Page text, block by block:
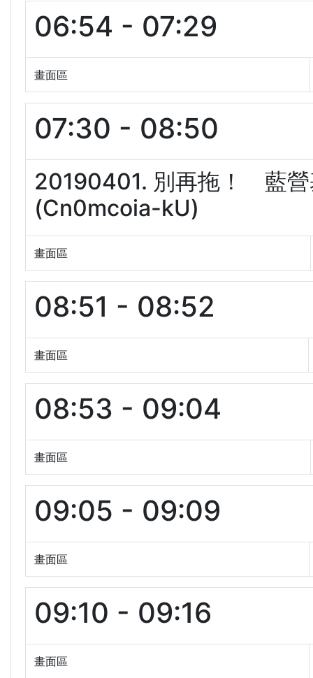
06:54 - 07:29
畫面區
07:30 - 08:50
20190401. 別再拖！ 藍
(Cn0mcoia-kU)
畫面區
08:51 - 08:52
畫面區
08:53 - 09:04
畫面區
09:05 - 09:09
畫面區
09:10 - 09:16
畫面區